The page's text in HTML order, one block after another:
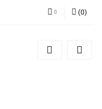
Zarejestruj się
(0)